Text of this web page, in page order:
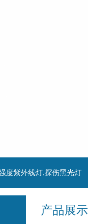
度紫外线灯,探伤黑光灯
产品展示